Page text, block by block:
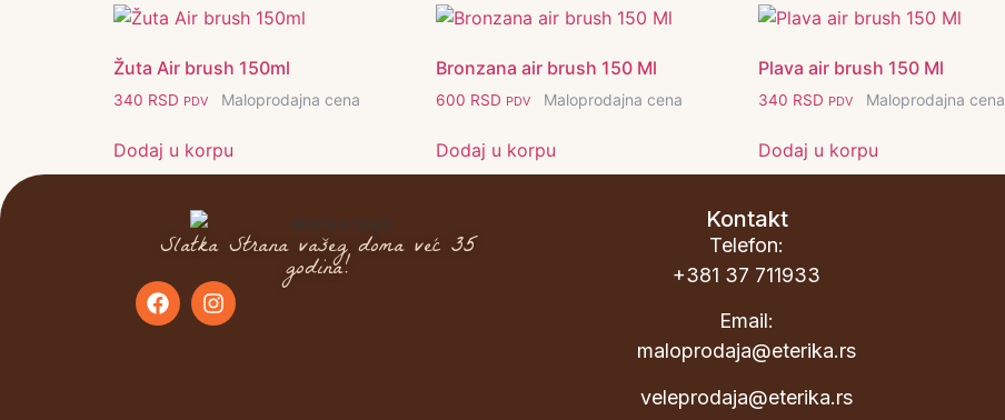
Žuta Air brush 150ml
340 RSD PDV Maloprodajna cena
Dodaj u korpu
Bronzana air brush 150 Ml
600 RSD PDV Maloprodajna cena
Dodaj u korpu
Plava air brush 150 Ml
340 RSD PDV Maloprodajna cena
Dodaj u korpu
Slatka Strana vašeg doma već 35
godina!
Kontakt
Telefon:
+381 37 711933
Email:
maloprodaja@eterika.rs
veleprodaja@eterika.rs